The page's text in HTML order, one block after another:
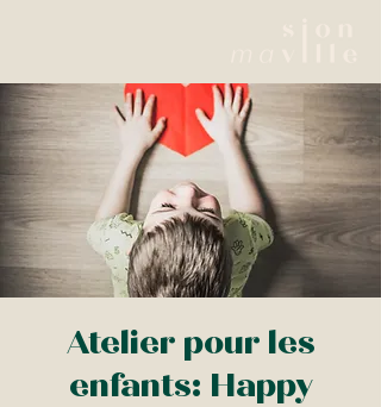
Atelier pour les
enfants: Happy